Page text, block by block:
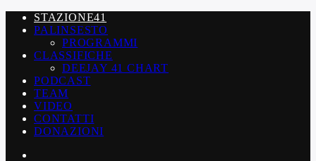
STAZIONE41
PALINSESTO
PROGRAMMI
CLASSIFICHE
DEEJAY 41 CHART
PODCAST
TEAM
VIDEO
CONTATTI
DONAZIONI